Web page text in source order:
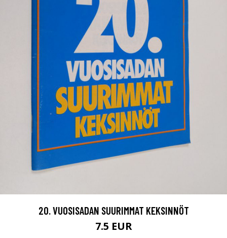
20. VUOSISADAN SUURIMMAT KEKSINNÖT
7.5 EUR